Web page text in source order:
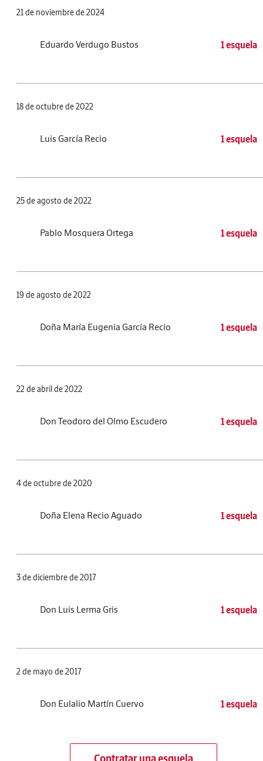
21 de noviembre de 2024
Eduardo Verdugo Bustos 1 esquela
18 de octubre de 2022
Luis García Recio 1 esquela
25 de agosto de 2022
Pablo Mosquera Ortega 1 esquela
19 de agosto de 2022
Doña María Eugenia García Recio 1 esquela
22 de abril de 2022
Don Teodoro del Olmo Escudero 1 esquela
4 de octubre de 2020
Doña Elena Recio Aguado 1 esquela
3 de diciembre de 2017
Don Luis Lerma Gris 1 esquela
2 de mayo de 2017
Don Eulalio Martín Cuervo 1 esquela
Contratar una esquela